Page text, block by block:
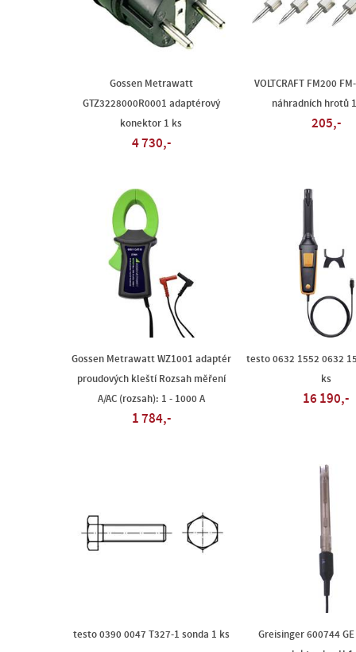
Gossen Metrawatt
GTZ3228000R0001 adaptérový
konektor 1 ks
4 730,-
VOLTCRAFT FM200
náhradních hrotů
205,-
Gossen Metrawatt WZ1001 adaptér
proudových kleští Rozsah měření
A/AC (rozsah): 1 - 1000 A
1 784,-
testo 0632 1552 0632
ks
16 190,-
testo 0390 0047 T327-1 sonda 1 ks
Greisinger 600744 GE